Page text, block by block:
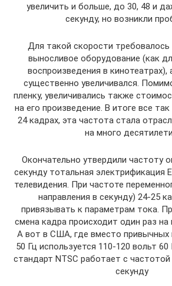
увеличить и больше, до 30, 48 и
секунду, но возникли
Для такой скорости требовалось
выносливое оборудование (как
воспроизведения в кинотеатрах),
существенно увеличивался.
пленку, увеличивались также
на его произведение. В итоге все
24 кадрах, эта частота стала
на много
Окончательно утвердили частоту
секунду тотальная электрификация
телевидения. При частоте
направления в секунду) 24-25
привязывать к параметрам тока.
смена кадра происходит один раз
А вот в США, где вместо привычных
50 Гц используется 110-120 вольт
стандарт NTSC работает с
секунду